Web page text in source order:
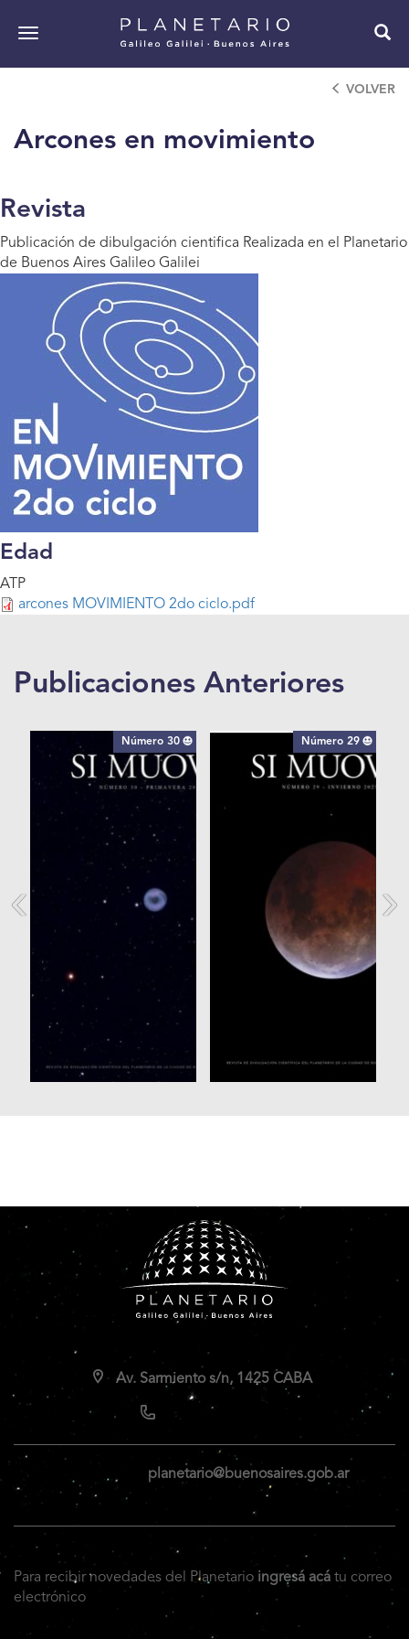
principalnavigation
Arcones en movimiento
VOLVER
Revista
Publicación de dibulgación cientifica Realizada en el Planetario
de Buenos Aires Galileo Galilei
Edad
ATP
arcones MOVIMIENTO 2do ciclo.pdf
Publicaciones Anteriores
Número 30 Número 29
Av. Sarmiento s/n, 1425 CABA
planetario@buenosaires.gob.ar
Para recibir novedades del Planetario ingresá acá tu correo
electrónico